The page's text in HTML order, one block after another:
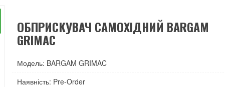
ОБПРИСКУВАЧ САМОХIДНИЙ BARGAM
GRIMAC
Модель: BARGAM GRIMAC
Наявність: Pre-Order